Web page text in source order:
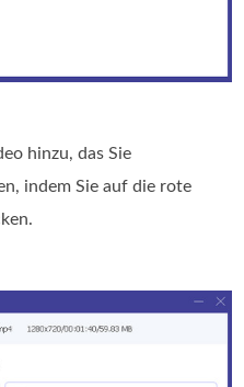
hinzu, das Sie
indem Sie auf die rote